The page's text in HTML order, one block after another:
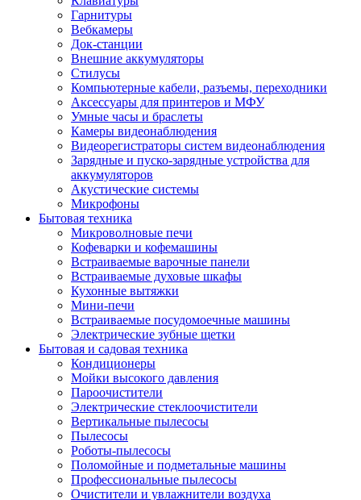
Гарнитуры
Вебкамеры
Док-станции
Внешние аккумуляторы
Стилусы
Компьютерные кабели, разъемы, переходники
Аксессуары для принтеров и МФУ
Умные часы и браслеты
Камеры видеонаблюдения
Видеорегистраторы систем видеонаблюдения
Зарядные и пуско-зарядные устройства для
аккумуляторов
Акустические системы
Микрофоны
Бытовая техника
Микроволновые печи
Кофеварки и кофемашины
Встраиваемые варочные панели
Встраиваемые духовые шкафы
Кухонные вытяжки
Мини-печи
Встраиваемые посудомоечные машины
Электрические зубные щетки
Бытовая и садовая техника
Кондиционеры
Мойки высокого давления
Пароочистители
Электрические стеклоочистители
Вертикальные пылесосы
Пылесосы
Роботы-пылесосы
Поломойные и подметальные машины
Профессиональные пылесосы
Очистители и увлажнители воздуха